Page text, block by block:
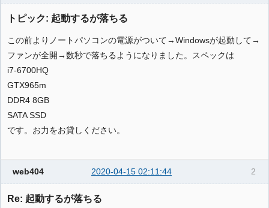
トピック: 起動するが落ちる
この前よりノートパソコンの電源がついて→Windowsが起動して→
ファンが全開→数秒で落ちるようになりました。スペックは
i7-6700HQ
GTX965m
DDR4 8GB
SATA SSD
です。お力をお貸しください。
2
web404 2020-04-15 02:11:44
Re: 起動するが落ちる